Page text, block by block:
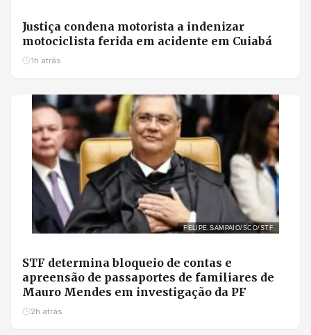
Justiça condena motorista a indenizar
motociclista ferida em acidente em Cuiabá
1h atrás
FELIPE SAMPAIO/SCO/STF
STF determina bloqueio de contas e
apreensão de passaportes de familiares de
Mauro Mendes em investigação da PF
2h atrás